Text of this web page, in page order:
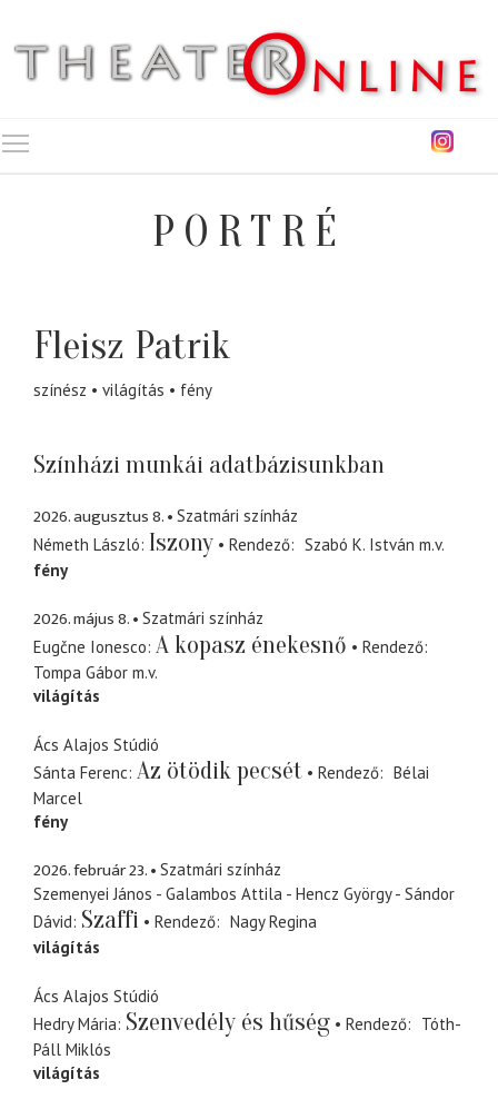
PORTRÉ
Fleisz Patrik
színész világítás fény
Színházi munkái adatbázisunkban
2026. augusztus 8.
Szatmári színház
Németh László Iszony Rendező Szabó K. István m.v.
fény
2026. május 8.
Szatmári színház
Eugčne Ionesco A kopasz énekesnő
Rendező
Tompa Gábor m.v.
világítás
Ács Alajos Stúdió
Sánta Ferenc Az ötödik pecsét Rendező
Bélai
Marcel
fény
2026. február 23.
Szatmári színház
Szemenyei János - Galambos Attila - Hencz György - Sándor
Dávid Szaffi Rendező
Nagy Regina
világítás
Ács Alajos Stúdió
Hedry Mária Szenvedély és hűség Rendező
Tóth-
Páll Miklós
világítás